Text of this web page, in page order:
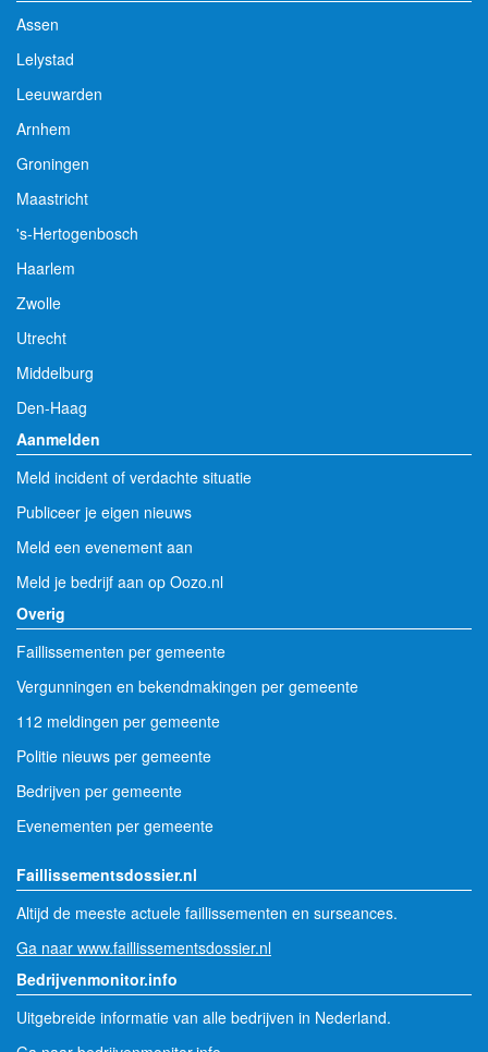
Assen
Lelystad
Leeuwarden
Arnhem
Groningen
Maastricht
's-Hertogenbosch
Haarlem
Zwolle
Utrecht
Middelburg
Den-Haag
Aanmelden
Meld incident of verdachte situatie
Publiceer je eigen nieuws
Meld een evenement aan
Meld je bedrijf aan op Oozo.nl
Overig
Faillissementen per gemeente
Vergunningen en bekendmakingen per gemeente
112 meldingen per gemeente
Politie nieuws per gemeente
Bedrijven per gemeente
Evenementen per gemeente
Faillissementsdossier.nl
Altijd de meeste actuele faillissementen en surseances.
Ga naar www.faillissementsdossier.nl
Bedrijvenmonitor.info
Uitgebreide informatie van alle bedrijven in Nederland.